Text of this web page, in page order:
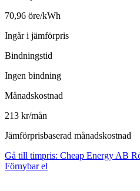
70,96 öre/kWh
Ingår i jämförpris
Bindningstid
Ingen bindning
Månadskostnad
213 kr/mån
Jämförprisbaserad månadskostnad
Gå till timpris: Cheap Energy AB
Förnybar el